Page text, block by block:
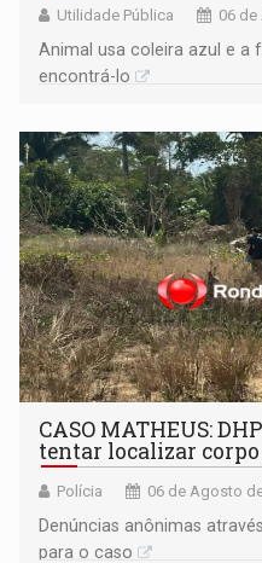
Utilidade Pública 06 de
Animal usa coleira azul e a
encontrá-lo
CASO MATHEUS:
tentar localizar corpo
Polícia 06 de Agosto
Denúncias anônimas
para o caso